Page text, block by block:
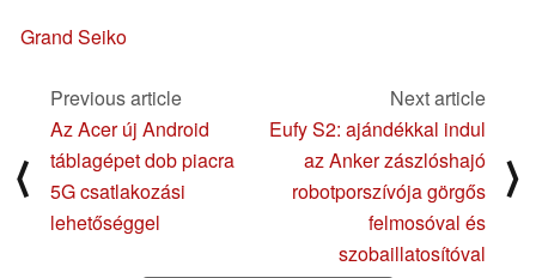
Grand Seiko
⟨
Previous article
Az Acer új Android
táblagépet dob piacra
5G csatlakozási
lehetőséggel
Next article
Eufy S2: ajándékkal indul
az Anker zászlóshajó
robotporszívója görgős
felmosóval és
szobaillatosítóval
⟩